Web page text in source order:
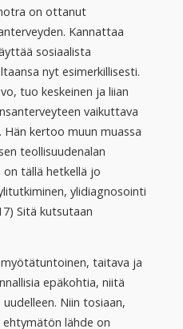
on ottanut
Kannattaa
sosiaalista
nyt esimerkillisesti.
tuo keskeinen ja liian
vaikuttava
kertoo muun muassa
teollisuudenalan
on tällä hetkellä jo
ylidiagnosointi
Sitä kutsutaan
myötätuntoinen, taitava ja
epäkohtia, niitä
Niin tosiaan,
lähde on